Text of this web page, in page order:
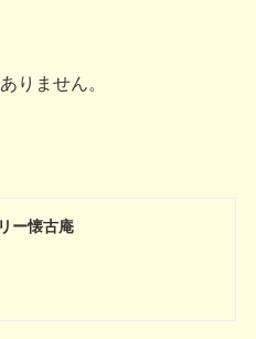
りません。
ー懐古庵